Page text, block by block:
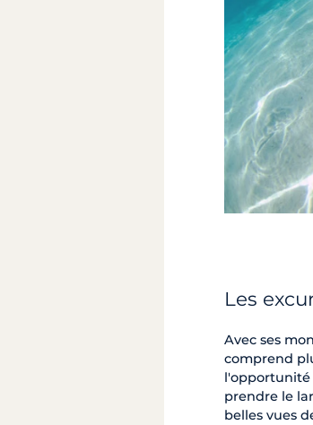
Les
Avec ses
comprend
l'opportunité
prendre le
belles vues